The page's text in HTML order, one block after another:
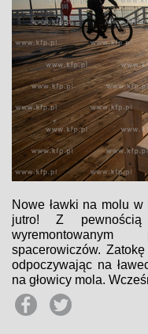
Nowe ławki na molu
jutro! Z
spacerowiczów.
odpoczywając na
na głowicy mola.